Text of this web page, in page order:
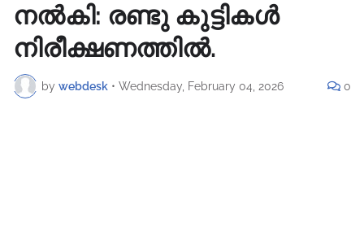
നൽകി: രണ്ടു കുട്ടികൾ
നിരീക്ഷണത്തിൽ.
by webdesk • Wednesday, February 04, 2026 0